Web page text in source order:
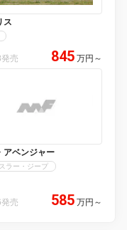
ス
売 845 万円 ～
アベンジャー
ラー・ジープ
売 585 万円 ～